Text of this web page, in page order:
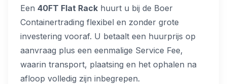
Een 40FT Flat Rack huurt u bij de Boer
Containertrading flexibel en zonder grote
investering vooraf. U betaalt een huurprijs op
aanvraag plus een eenmalige Service Fee,
waarin transport, plaatsing en het ophalen na
afloop volledig zijn inbegrepen.